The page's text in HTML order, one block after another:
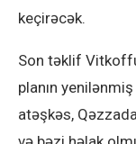
keçirəcək.
Son təklif
planın
atəşkəs,